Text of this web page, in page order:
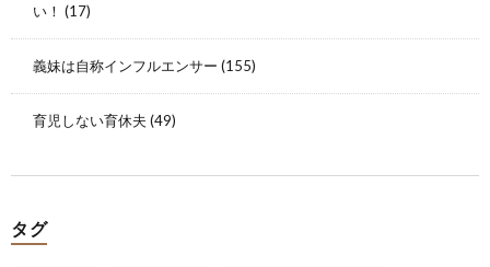
い！ (17)
義妹は自称インフルエンサー (155)
育児しない育休夫 (49)
タグ